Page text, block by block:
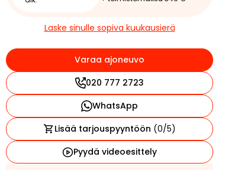
Laske sinulle sopiva kuukausierä
Varaa ajoneuvo
020 777 2723
WhatsApp
Lisää tarjouspyyntöön (0/5)
Pyydä videoesittely